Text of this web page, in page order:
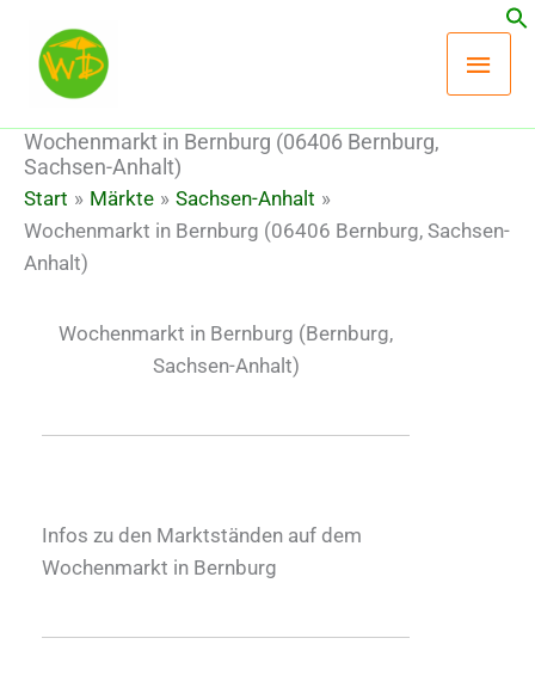
Inhalt
springen
Wochenmarkt in Bernburg (06406 Bernburg,
Sachsen-Anhalt)
Start Märkte
Sachsen-Anhalt
Wochenmarkt in Bernburg (06406 Bernburg, Sachsen-
Anhalt)
Wochenmarkt in Bernburg (Bernburg,
Sachsen-Anhalt)
Infos zu den Marktständen auf dem
Wochenmarkt in Bernburg